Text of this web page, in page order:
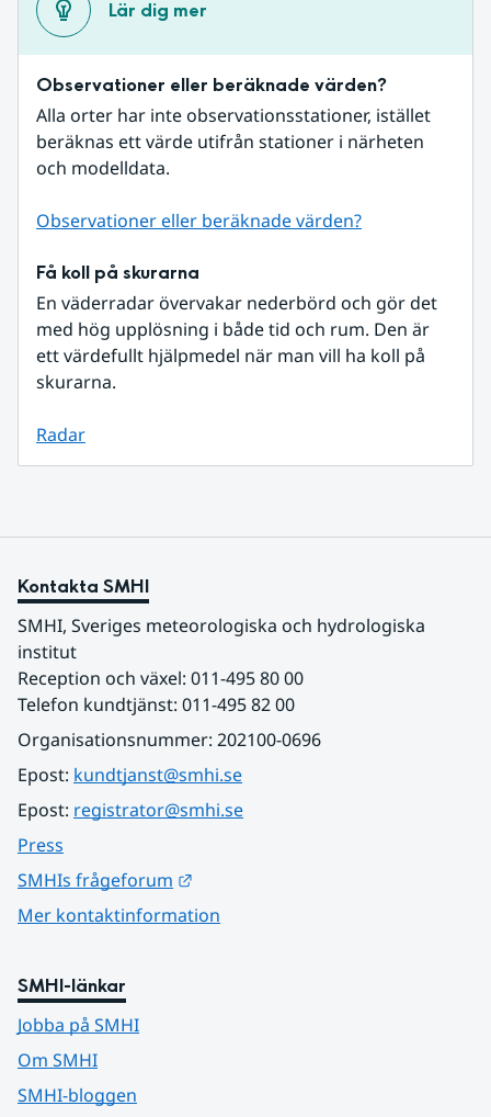
Lär dig mer
Observationer eller beräknade värden?
Alla orter har inte observationsstationer, istället
beräknas ett värde utifrån stationer i närheten
och modelldata.
Observationer eller beräknade värden?
Få koll på skurarna
En väderradar övervakar nederbörd och gör det
med hög upplösning i både tid och rum. Den är
ett värdefullt hjälpmedel när man vill ha koll på
skurarna.
Radar
Kontakta SMHI
SMHI, Sveriges meteorologiska och hydrologiska
institut
Reception och växel: 011-495 80 00
Telefon kundtjänst: 011-495 82 00
Organisationsnummer: 202100-0696
Epost: kundtjanst@smhi.se
Epost: registrator@smhi.se
Press
SMHIs frågeforum
Mer kontaktinformation
SMHI-länkar
Jobba på SMHI
Om SMHI
SMHI-bloggen